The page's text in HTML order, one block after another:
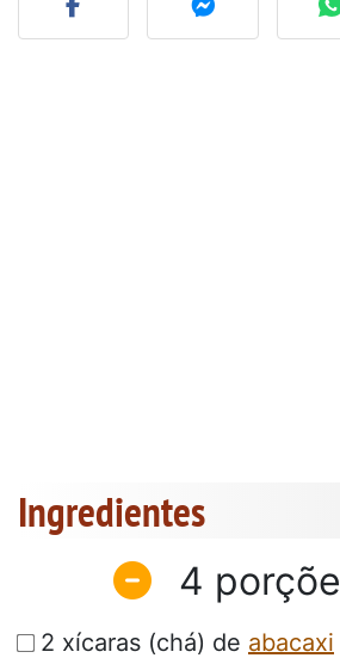
Ingredientes
4
2 xícaras (chá) de abacaxi